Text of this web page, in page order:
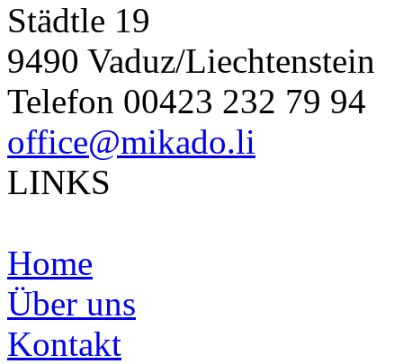
Städtle 19
9490 Vaduz/Liechtenstein
Telefon 00423 232 79 94
office@mikado.li
LINKS
Home
Über uns
Kontakt